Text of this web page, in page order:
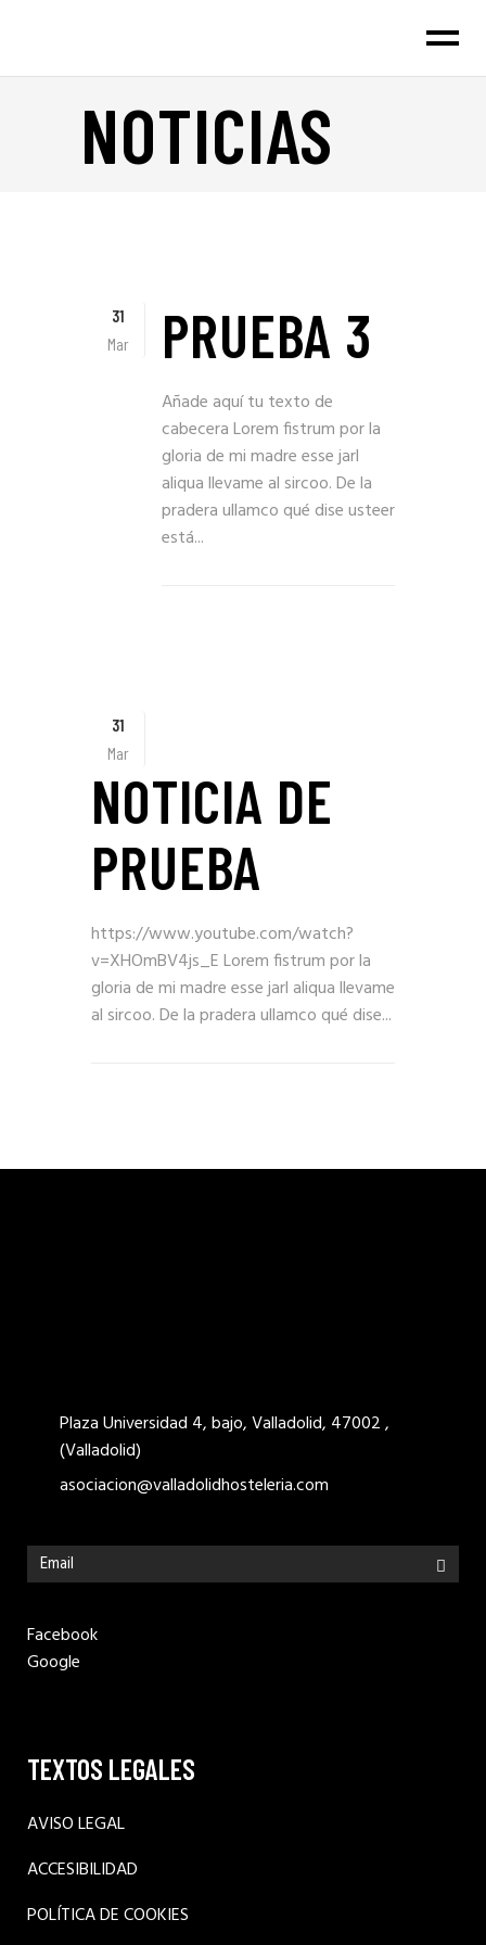
NOTICIAS
31
Mar PRUEBA 3
Añade aquí tu texto de
cabecera Lorem fistrum por la
gloria de mi madre esse jarl
aliqua llevame al sircoo. De la
pradera ullamco qué dise usteer
está...
31
Mar
NOTICIA DE
PRUEBA
https://www.youtube.com/watch?
v=XHOmBV4js_E Lorem fistrum por la
gloria de mi madre esse jarl aliqua llevame
al sircoo. De la pradera ullamco qué dise...
Plaza Universidad 4, bajo, Valladolid, 47002 ,
(Valladolid)
asociacion@valladolidhosteleria.com
Facebook
Google
TEXTOS LEGALES
AVISO LEGAL
ACCESIBILIDAD
POLÍTICA DE COOKIES